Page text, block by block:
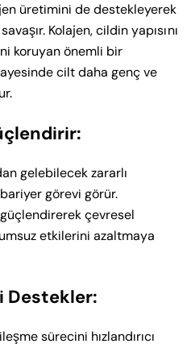
üretimini de destekleyerek
Kolajen, cildin yapısını
koruyan önemli bir
cilt daha genç ve
gelebilecek zararlı
görevi görür.
çevresel
etkilerini azaltmaya
Destekler:
sürecini hızlandırıcı